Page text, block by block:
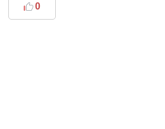
0